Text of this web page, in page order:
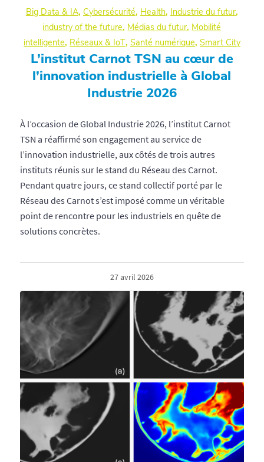
Big Data & IA, Cybersécurité, Health, Industrie du futur,
industry of the future, Médias du futur, Mobilité
intelligente, Réseaux & IoT, Santé numérique, Smart City
L’institut Carnot TSN au cœur de
l’innovation industrielle à Global
Industrie 2026
À l’occasion de Global Industrie 2026, l’institut Carnot
TSN a réaffirmé son engagement au service de
l’innovation industrielle, aux côtés de trois autres
instituts réunis sur le stand du Réseau des Carnot.
Pendant quatre jours, ce stand collectif porté par le
Réseau des Carnot s’est imposé comme un véritable
point de rencontre pour les industriels en quête de
solutions concrètes.
27 avril 2026